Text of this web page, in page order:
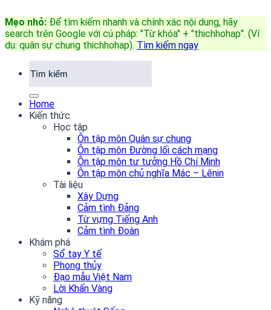
Mẹo nhỏ: Để tìm kiếm nhanh và chính xác nội dung, hãy
search trên Google với cú pháp: "Từ khóa" + "thichhohap". (Ví
dụ: quân sự chung thichhohap). Tìm kiếm ngay
Home
Kiến thức
Học tập
Ôn tập môn Quân sự chung
Ôn tập môn Đường lối cách mạng
Ôn tập môn tư tưởng Hồ Chí Minh
Ôn tập môn chủ nghĩa Mác – Lênin
Tài liệu
Xây Dựng
Cảm tình Đảng
Từ vựng Tiếng Anh
Cảm tình Đoàn
Khám phá
Sổ tay Y tế
Phong thủy
Đạo mẫu Việt Nam
Lời Khấn Vàng
Kỹ năng